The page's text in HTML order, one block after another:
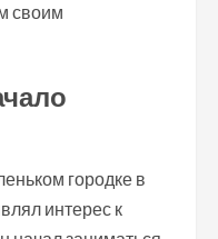
своим
городке в
интерес к